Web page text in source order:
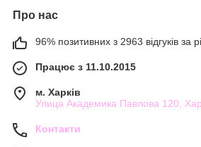
Про нас
96% позитивних з 2963 відгуків за
Працює з 11.10.2015
м. Харків
Улица Академика Павлова 120,
Контакти